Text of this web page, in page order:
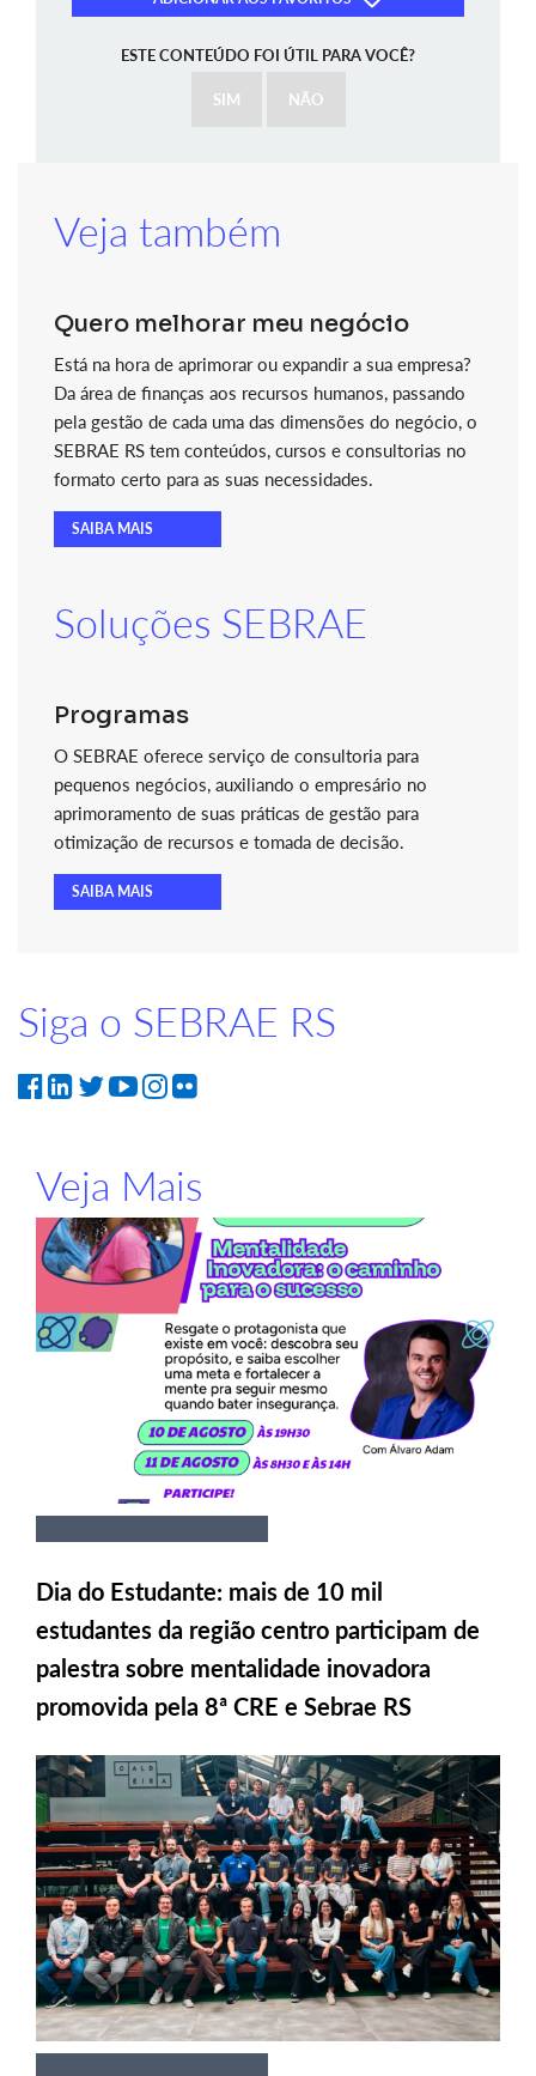
ESTE CONTEÚDO FOI ÚTIL PARA VOCÊ?
SIM NÃO
Veja também
Quero melhorar meu negócio
Está na hora de aprimorar ou expandir a sua empresa?
Da área de finanças aos recursos humanos, passando
pela gestão de cada uma das dimensões do negócio, o
SEBRAE RS tem conteúdos, cursos e consultorias no
formato certo para as suas necessidades.
SAIBA MAIS
Soluções SEBRAE
Programas
O SEBRAE oferece serviço de consultoria para
pequenos negócios, auxiliando o empresário no
aprimoramento de suas práticas de gestão para
otimização de recursos e tomada de decisão.
SAIBA MAIS
Siga o SEBRAE RS
Veja Mais
Dia do Estudante: mais de 10 mil
estudantes da região centro participam de
palestra sobre mentalidade inovadora
promovida pela 8ª CRE e Sebrae RS